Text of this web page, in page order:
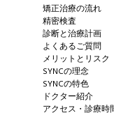
矯正治療の流れ
精密検査
診断と治療計画
よくあるご質問
メリットとリスク
SYNCの理念
SYNCの特色
ドクター紹介
アクセス・診療時